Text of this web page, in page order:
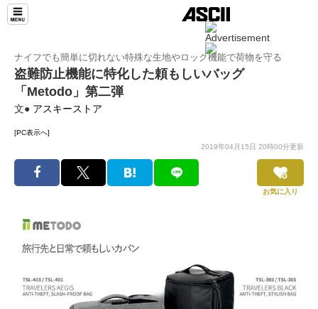
ナイフでも簡単に切れない特殊な生地やロック機能で荷物を守る
盗難防止機能に特化した頼もしいバッグ
「Metodo」第二弾
文● アスキーストア
[PC表示へ]
2019年04月15日 20時00分更新
お気に入り